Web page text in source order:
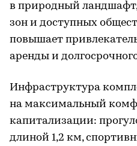
в природный
зон и доступных
повышает
аренды и
Инфраструктура
на максимальный
капитализации:
длиной 1,2 км,